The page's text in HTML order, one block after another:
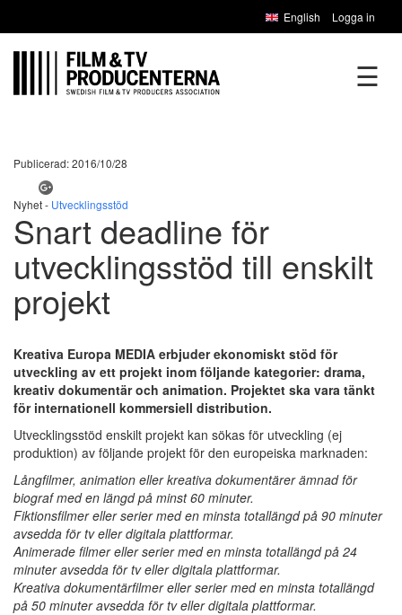
English Logga in
☰
Publicerad: 2016/10/28
Nyhet - Utvecklingsstöd
Snart deadline för
utvecklingsstöd till enskilt
projekt
Kreativa Europa MEDIA erbjuder ekonomiskt stöd för
utveckling av ett projekt inom följande kategorier: drama,
kreativ dokumentär och animation. Projektet ska vara tänkt
för internationell kommersiell distribution.
Utvecklingsstöd enskilt projekt kan sökas för utveckling (ej
produktion) av följande projekt för den europeiska marknaden:
Långfilmer, animation eller kreativa dokumentärer ämnad för
biograf med en längd på minst 60 minuter.
Fiktionsfilmer eller serier med en minsta totallängd på 90 minuter
avsedda för tv eller digitala plattformar.
Animerade filmer eller serier med en minsta totallängd på 24
minuter avsedda för tv eller digitala plattformar.
Kreativa dokumentärfilmer eller serier med en minsta totallängd
på 50 minuter avsedda för tv eller digitala plattformar.